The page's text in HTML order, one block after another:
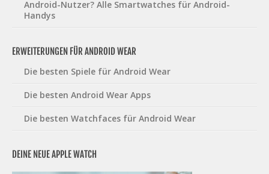
Android-Nutzer? Alle Smartwatches für Android-
Handys
ERWEITERUNGEN FÜR ANDROID WEAR
Die besten Spiele für Android Wear
Die besten Android Wear Apps
Die besten Watchfaces für Android Wear
DEINE NEUE APPLE WATCH